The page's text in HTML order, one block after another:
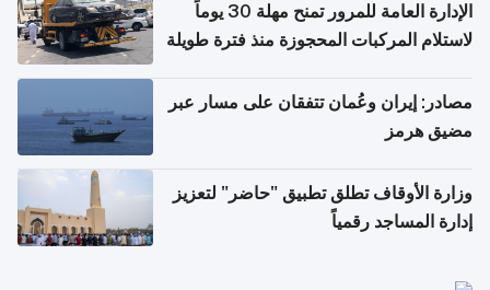
الإدارة العامة للمرور تمنح مهلة 30 يوماً
لاستلام المركبات المحجوزة منذ فترة طويلة
مصادر: إيران وعُمان تتفقان على مسار عبر
مضيق هرمز
وزارة الأوقاف تطلق تطبيق "حاضر" لتعزيز
إدارة المساجد رقمياً